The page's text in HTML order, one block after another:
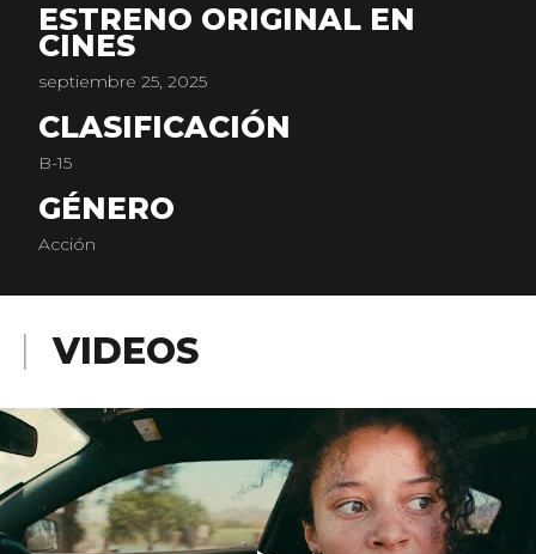
ESTRENO ORIGINAL EN
CINES
septiembre 25, 2025
CLASIFICACIÓN
B-15
GÉNERO
Acción
VIDEOS